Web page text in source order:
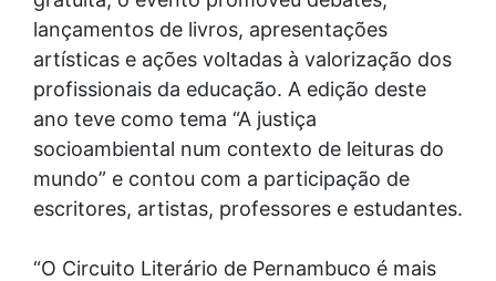
lançamentos de livros, apresentações
artísticas e ações voltadas à valorização dos
profissionais da educação. A edição deste
ano teve como tema “A justiça
socioambiental num contexto de leituras do
mundo” e contou com a participação de
escritores, artistas, professores e estudantes.
“O Circuito Literário de Pernambuco é mais